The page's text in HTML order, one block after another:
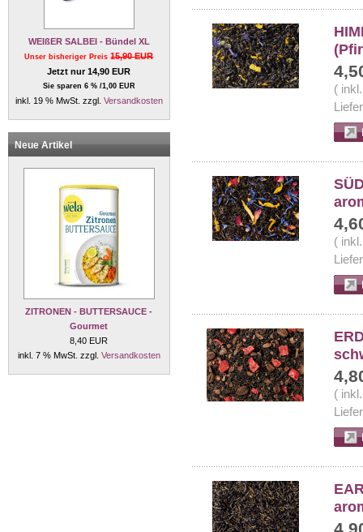
WEIßER SALBEI - Bündel XL
Unser bisheriger Preis15,90 EUR
Jetzt nur 14,90 EUR
Sie sparen 6 % /1,00 EUR
inkl. 19 % MwSt. zzgl. Versandkosten
Neue Artikel
ZITRONEN - BUTTERSAUCE -
Gourmet
8,40 EUR
inkl. 7 % MwSt. zzgl. Versandkosten
(
(
(